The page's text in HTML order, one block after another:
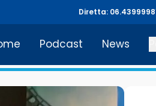
Diretta:
Podcast News